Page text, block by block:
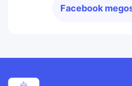
Facebook